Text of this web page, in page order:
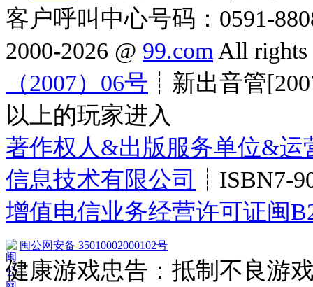
客户呼叫中心号码：0591-
2000-2026 @ 99.com All
（2007）06号 ┊新出音管
以上的玩家进入
著作权人&出版服务单位&运
信息技术有限公司
┊ISBN7-
增值电信业务经营许可证闽
闽公网安备 35010002000102号
健康游戏忠告：抵制不良游